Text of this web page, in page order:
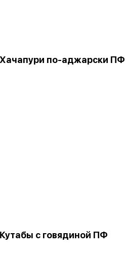
Хачапури по-аджарски ПФ
Кутабы с говядиной ПФ